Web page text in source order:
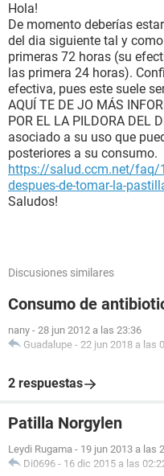
Hola!
De momento deberías
del dia siguiente tal y
primeras 72 horas (su
las primera 24 horas).
efectiva, pues este suele
AQUÍ TE DE JO MÁS
POR EL LA PILDORA DEL
asociado a su uso que
posteriores a su consumo.
https://salud.ccm.net/faq/
despues-de-tomar-la-
Saludos!
Discusiones similares
Consumo de
nany - 28 jun 2012 a las 23:36
Guadalupe - 22 jun 2018 a las
2 respuestas
Patilla Norgylen
Leydi Rugama - 19 jun 2013 a las
Di0696 - 16 dic 2015 a las